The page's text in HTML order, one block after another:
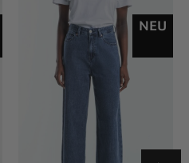
NEU